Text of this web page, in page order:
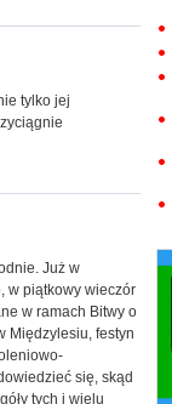
tylko jej
Już w
w piątkowy wieczór
w ramach Bitwy o
Międzylesiu, festyn
się, skąd
tych i wielu